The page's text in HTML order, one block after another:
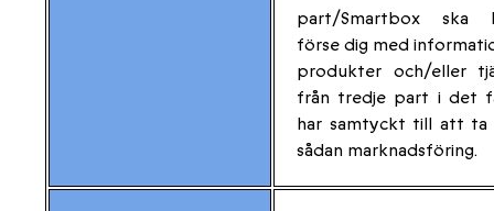
part/Smartbox ska
förse dig med
produkter och/eller
från tredje part i det
har samtyckt till att ta
sådan marknadsföring.